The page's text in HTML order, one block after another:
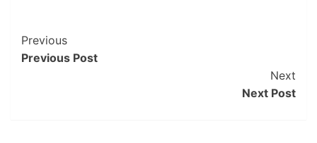
Post
Navigation
Previous
Previous Post
Next
Next Post